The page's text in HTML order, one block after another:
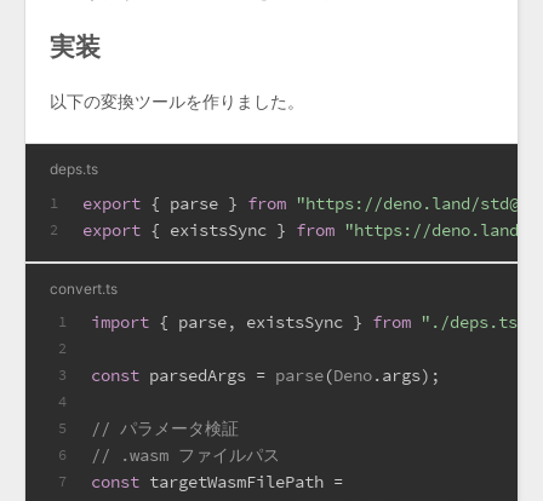
実装
以下の変換ツールを作りました。
deps.ts
1
2
export { parse } from "https://deno.land/
export { existsSync } from "https://deno.land/
convert.ts
1
2
3
4
5
6
7
import { parse, existsSync } from "./deps.ts"
const parsedArgs = parse(Deno.args);
// パラメータ検証
// .wasm ファイルパス
const targetWasmFilePath =